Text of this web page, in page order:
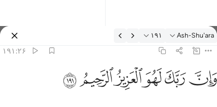
تفسیر: Ash-Shu'ara ۱۹۱:۲۶
Ash-Shu'ara ۱۹۱
۱۹۱:۲۶
وان ربك لهو العزيز الرحيم ١٩١
وَإِنَّ رَبَّكَ لَهُوَ ٱلْعَزِيزُ ٱلرَّحِيمُ ١٩١
ﱽﱾﱿﲀﲁﲂ